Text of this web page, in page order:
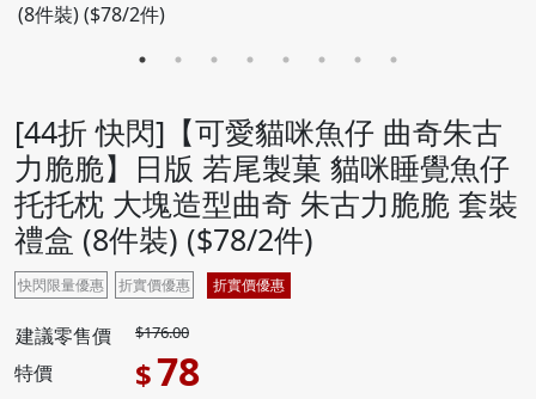
(8件裝) ($78/2件)
[44折 快閃]【可愛貓咪魚仔 曲奇朱古
力脆脆】日版 若尾製菓 貓咪睡覺魚仔
托托枕 大塊造型曲奇 朱古力脆脆 套裝
禮盒 (8件裝) ($78/2件)
快閃限量優惠 折實價優惠 折實價優惠
建議零售價 $176.00
特價 $78